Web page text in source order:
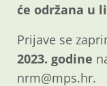
će održana u
Prijave se
2023. godine
nrm@mps.hr.